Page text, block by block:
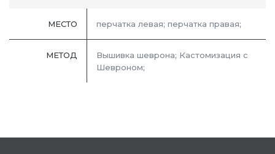
МЕСТО перчатка левая; перчатка правая;
МЕТОД
Вышивка шеврона; Кастомизация с
Шевроном;